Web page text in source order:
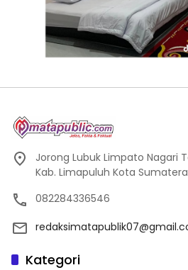
Jorong Lubuk Limpato Nagari
Kab. Limapuluh Kota
082284336546
Kategori